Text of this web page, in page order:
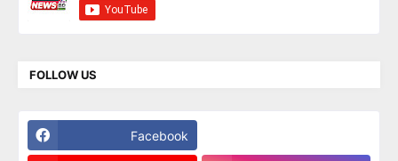
FOLLOW US
Facebook